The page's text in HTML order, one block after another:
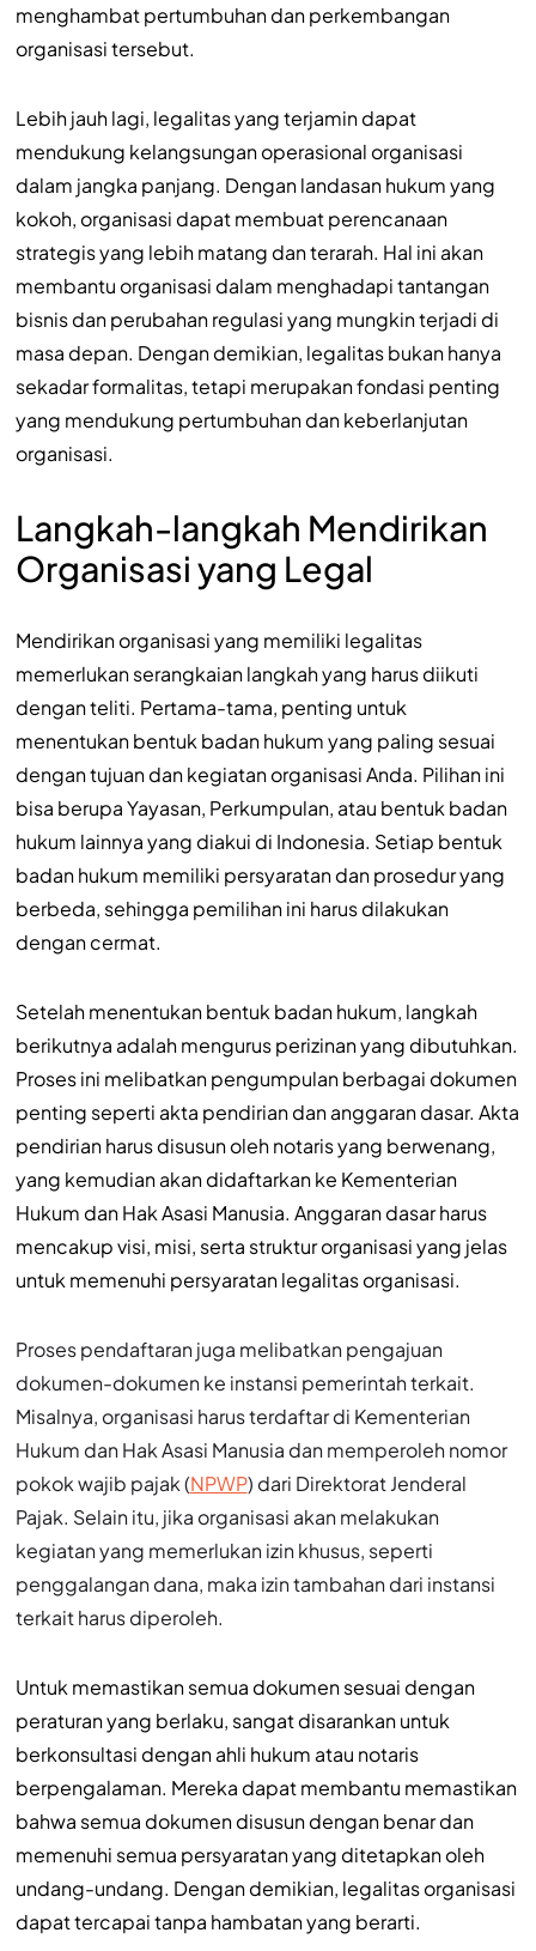
menghambat pertumbuhan dan perkembangan
organisasi tersebut.
Lebih jauh lagi, legalitas yang terjamin dapat
mendukung kelangsungan operasional organisasi
dalam jangka panjang. Dengan landasan hukum yang
kokoh, organisasi dapat membuat perencanaan
strategis yang lebih matang dan terarah. Hal ini akan
membantu organisasi dalam menghadapi tantangan
bisnis dan perubahan regulasi yang mungkin terjadi di
masa depan. Dengan demikian, legalitas bukan hanya
sekadar formalitas, tetapi merupakan fondasi penting
yang mendukung pertumbuhan dan keberlanjutan
organisasi.
Langkah-langkah Mendirikan
Organisasi yang Legal
Mendirikan organisasi yang memiliki legalitas
memerlukan serangkaian langkah yang harus diikuti
dengan teliti. Pertama-tama, penting untuk
menentukan bentuk badan hukum yang paling sesuai
dengan tujuan dan kegiatan organisasi Anda. Pilihan ini
bisa berupa Yayasan, Perkumpulan, atau bentuk badan
hukum lainnya yang diakui di Indonesia. Setiap bentuk
badan hukum memiliki persyaratan dan prosedur yang
berbeda, sehingga pemilihan ini harus dilakukan
dengan cermat.
Setelah menentukan bentuk badan hukum, langkah
berikutnya adalah mengurus perizinan yang dibutuhkan.
Proses ini melibatkan pengumpulan berbagai dokumen
penting seperti akta pendirian dan anggaran dasar. Akta
pendirian harus disusun oleh notaris yang berwenang,
yang kemudian akan didaftarkan ke Kementerian
Hukum dan Hak Asasi Manusia. Anggaran dasar harus
mencakup visi, misi, serta struktur organisasi yang jelas
untuk memenuhi persyaratan legalitas organisasi.
Proses pendaftaran juga melibatkan pengajuan
dokumen-dokumen ke instansi pemerintah terkait.
Misalnya, organisasi harus terdaftar di Kementerian
Hukum dan Hak Asasi Manusia dan memperoleh nomor
pokok wajib pajak (NPWP) dari Direktorat Jenderal
Pajak. Selain itu, jika organisasi akan melakukan
kegiatan yang memerlukan izin khusus, seperti
penggalangan dana, maka izin tambahan dari instansi
terkait harus diperoleh.
Untuk memastikan semua dokumen sesuai dengan
peraturan yang berlaku, sangat disarankan untuk
berkonsultasi dengan ahli hukum atau notaris
berpengalaman. Mereka dapat membantu memastikan
bahwa semua dokumen disusun dengan benar dan
memenuhi semua persyaratan yang ditetapkan oleh
undang-undang. Dengan demikian, legalitas organisasi
dapat tercapai tanpa hambatan yang berarti.